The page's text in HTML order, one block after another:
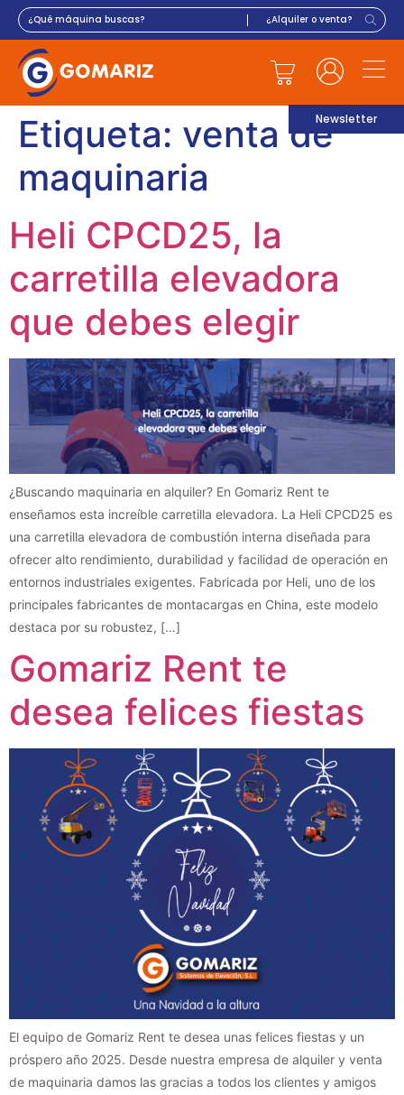
Newsletter
Etiqueta: venta de
maquinaria
Heli CPCD25, la
carretilla elevadora
que debes elegir
¿Buscando maquinaria en alquiler? En Gomariz Rent te
enseñamos esta increíble carretilla elevadora. La Heli CPCD25 es
una carretilla elevadora de combustión interna diseñada para
ofrecer alto rendimiento, durabilidad y facilidad de operación en
entornos industriales exigentes. Fabricada por Heli, uno de los
principales fabricantes de montacargas en China, este modelo
destaca por su robustez, […]
Gomariz Rent te
desea felices fiestas
El equipo de Gomariz Rent te desea unas felices fiestas y un
próspero año 2025. Desde nuestra empresa de alquiler y venta
de maquinaria damos las gracias a todos los clientes y amigos